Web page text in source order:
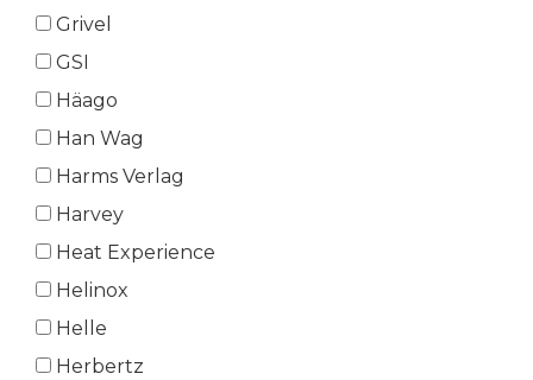
Grivel
GSI
Häago
Han Wag
Harms Verlag
Harvey
Heat Experience
Helinox
Helle
Herbertz